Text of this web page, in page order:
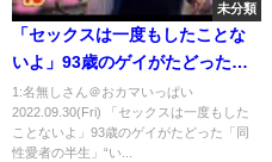
未分類
「セックスは一度もしたことな
いよ」93歳のゲイがたどった
「同性愛者の半生」“いま、すべ
てを話す”「変態性慾論」「薔薇
族」「エイズの時代」【MBSド
1:名無しさん＠おカマいっぱい
2022.09.30(Fri) 「セックスは一度もした
ことないよ」93歳のゲイがたどった「同
性愛者の半生」“い...